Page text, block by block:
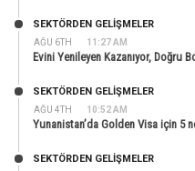
AĞU 6TH 11:27 AM
SEKTÖRDEN GELIŞMELER
Evini Yenileyen Kazanıyor, Doğru
AĞU 4TH 10:52 AM
SEKTÖRDEN GELIŞMELER
Yunanistan’da Golden Visa için 5
SEKTÖRDEN GELIŞMELER